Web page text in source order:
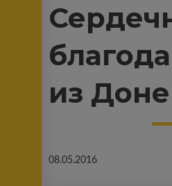
из
08.05.2016